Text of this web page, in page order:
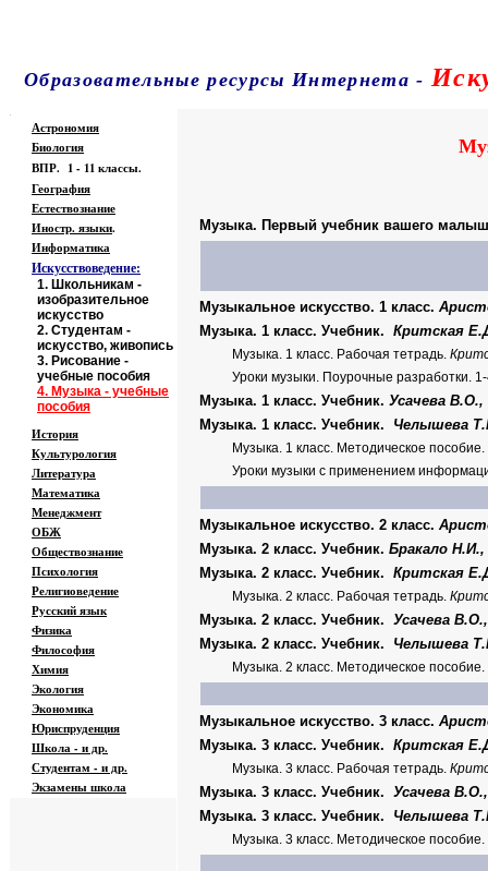
Образовательные ресурсы Интернета -
Музыка. Первый учебник вашего
Музыкальное искусство. 1 класс.
Музыка. 1 класс. Учебник. Критская
Музыка. 1 класс. Рабочая тетрадь.
Уроки музыки. Поурочные разработки.
Музыка. 1 класс. Учебник. Усачева
Музыка. 1 класс. Учебник. Челышева
Музыка. 1 класс. Методическое пособие.
Уроки музыки с применением
Музыкальное искусство. 2 класс.
Музыка. 2 класс. Учебник. Бракало
Музыка. 2 класс. Учебник. Критская
Музыка. 2 класс. Рабочая тетрадь.
Музыка. 2 класс. Учебник. Усачева
Музыка. 2 класс. Учебник. Челышева
Музыка. 2 класс. Методическое пособие.
Музыкальное искусство. 3 класс.
Музыка. 3 класс. Учебник. Критская
Музыка. 3 класс. Рабочая тетрадь.
Музыка. 3 класс. Учебник. Усачева
Музыка. 3 класс. Учебник. Челышева
Музыка. 3 класс. Методическое пособие.
Астрономия
Биология
ВПР. 1 - 11 классы.
География
Естествознание
Иностр. языки.
Информатика
Искусствоведение:
1. Школьникам -
изобразительное
искусство
2. Студентам -
искусство, живопись
3. Рисование -
учебные пособия
4. Музыка - учебные
пособия
История
Культурология
Литература
Математика
Менеджмент
ОБЖ
Обществознание
Психология
Религиоведение
Русский язык
Физика
Философия
Химия
Экология
Экономика
Юриспруденция
Школа - и др.
Студентам - и др.
Экзаменышкола